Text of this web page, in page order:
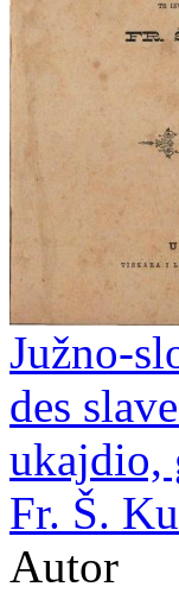
Južno-
des
ukajdio,
Fr. Š.
Autor